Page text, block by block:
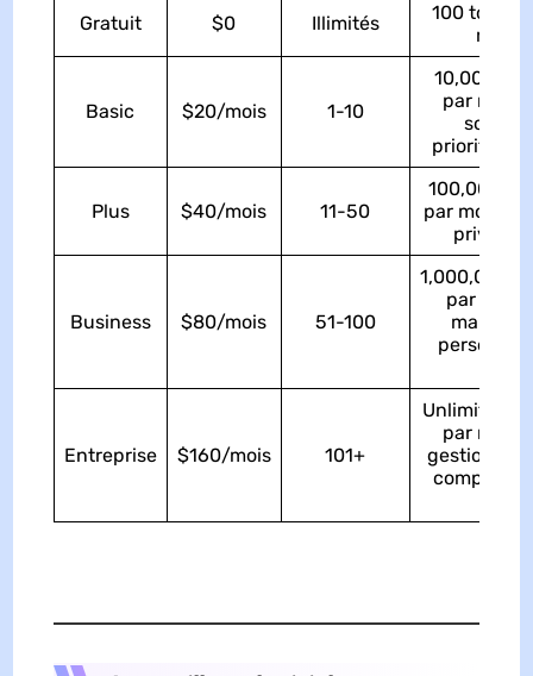
Gratuit $0 Illimités
100 tokens
mois
Basic $20/mois 1-10
10,000
par mois,
soutien
prioritaire,
Plus $40/mois 11-50
100,000
par mois, le
privé,
Business $80/mois 51-100
1,000,000
par mois,
Entreprise $160/mois 101+
Unlimited
par mois,
compte